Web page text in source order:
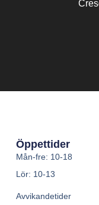
Öppettider
Mån-fre: 10-18
Lör: 10-13
Avvikandetider